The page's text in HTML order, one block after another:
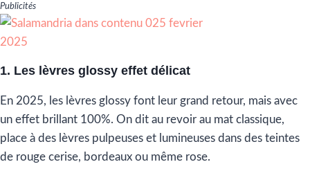
Publicités
1. Les lèvres glossy effet délicat
En 2025, les lèvres glossy font leur grand retour, mais avec
un effet brillant 100%. On dit au revoir au mat classique,
place à des lèvres pulpeuses et lumineuses dans des teintes
de rouge cerise, bordeaux ou même rose.